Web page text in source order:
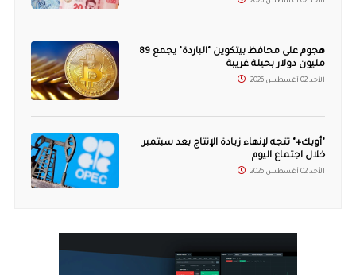
الأحد 02 أغسطس 2026
هجوم على محافظ بيتكوين "الباردة" يجمع 89
مليون دولار بحيلة غريبة
الأحد 02 أغسطس 2026
"أوبك+" تتجه لإنهاء زيادة الإنتاج بعد سبتمبر
خلال اجتماع اليوم
الأحد 02 أغسطس 2026